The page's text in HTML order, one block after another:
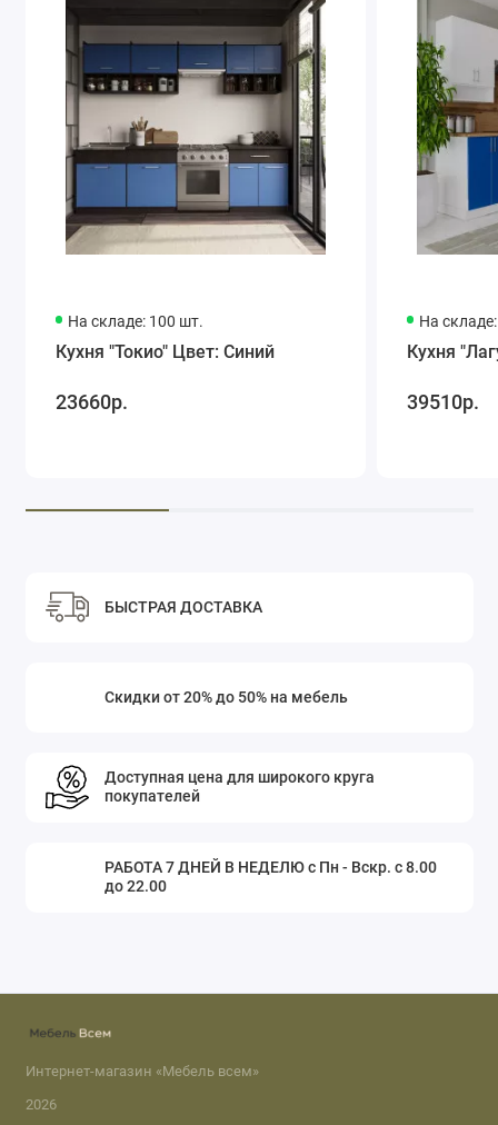
На складе: 100 шт.
Кухня "Токио" Цвет: Синий
23660р.
На
Кухня
39510р.
БЫСТРАЯ ДОСТАВКА
Скидки от 20% до 50% на мебель
Доступная цена для широкого круга
покупателей
РАБОТА 7 ДНЕЙ В НЕДЕЛЮ с Пн - Вскр. с 8.00
до 22.00
Интернет-магазин «Мебель всем»
2026